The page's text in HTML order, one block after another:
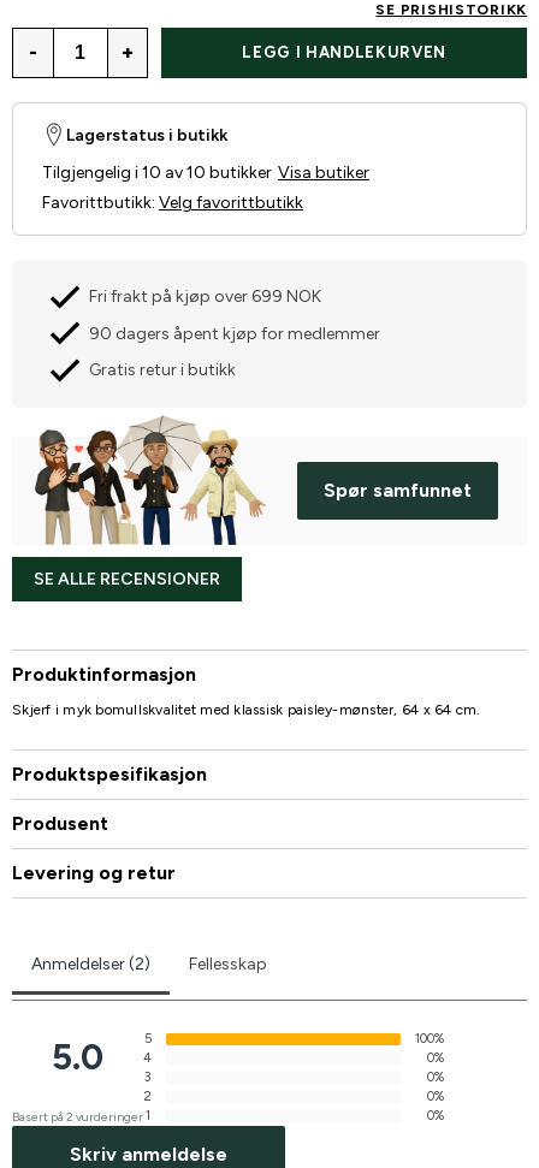
SE PRISHISTORIKK
- + LEGG I HANDLEKURVEN
Lagerstatus i butikk
Tilgjengelig i 10 av 10 butikker Visa butiker
Favorittbutikk: Velg favorittbutikk
Fri frakt på kjøp over 699 NOK
90 dagers åpent kjøp for medlemmer
Gratis retur i butikk
Spør samfunnet
SE ALLE RECENSIONER
Produktinformasjon
Skjerf i myk bomullskvalitet med klassisk paisley-mønster, 64 x 64 cm.
Produktspesifikasjon
Produsent
Levering og retur
Anmeldelser (2) Fellesskap
5.0
Basert på 2 vurderinger
5
100%
4
0%
3
0%
2
0%
1
0%
Skriv anmeldelse